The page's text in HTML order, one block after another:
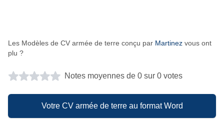
Les Modèles de CV armée de terre conçu par Martinez vous ont
plu ?
Notes moyennes de 0 sur 0 votes
Votre CV armée de terre au format Word